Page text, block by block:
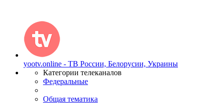
yootv.online - ТВ России, Белорусии, Украины
Категории телеканалов
Федеральные
Общая тематика